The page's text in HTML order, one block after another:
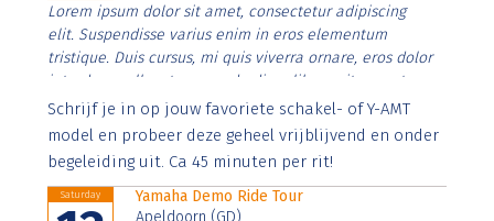
Lorem ipsum dolor sit amet, consectetur adipiscing
elit. Suspendisse varius enim in eros elementum
tristique. Duis cursus, mi quis viverra ornare, eros dolor
interdum nulla, ut commodo diam libero vitae erat.
Aenean faucibus nibh et justo cursus id rutrum lorem
imperdiet. Nunc ut sem vitae risus tristique posuere.
Schrijf je in op jouw favoriete schakel- of Y-AMT
model en probeer deze geheel vrijblijvend en onder
begeleiding uit. Ca 45 minuten per rit!
Saturday
Yamaha Demo Ride Tour
Apeldoorn (GD)